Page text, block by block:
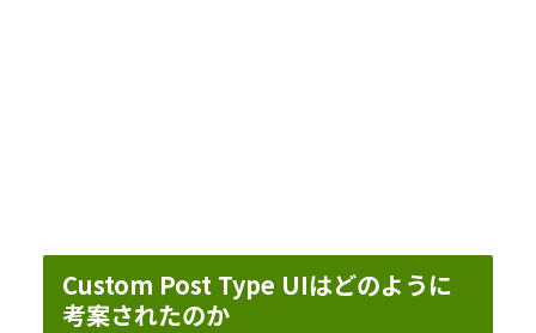
Custom Post Type UIはどのように
考案されたのか